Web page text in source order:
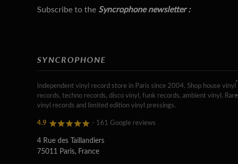
Subscribe to the Syncrophone newsletter :
SYNCROPHONE
Independent vinyl record store in Paris since 2004. Shop house vinyl
records, techno records, disco vinyl, funk records, ambient vinyl. Rare
vinyl records and limited edition vinyl pressings.
4.9 - 161 Google reviews
4 Rue des Taillandiers
75011 Paris, France